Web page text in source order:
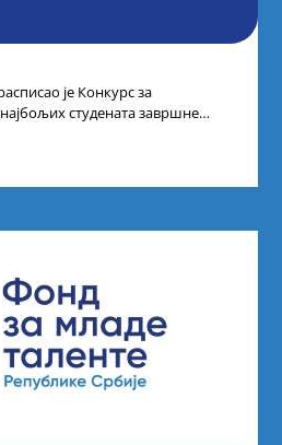
је Конкурс за
студената завршне